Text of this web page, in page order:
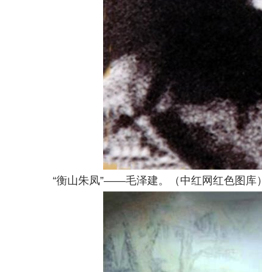
“衡山朱凤”——毛泽建。（中红网红色图库）